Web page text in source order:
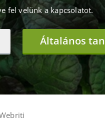
fel velünk a kapcsolatot.
Általános